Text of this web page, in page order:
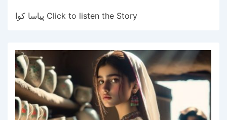
پیاسا کوا Click to listen the Story